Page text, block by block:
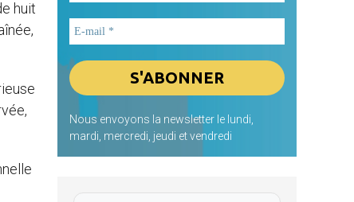
huit
Nous envoyons la newsletter le lundi,
mardi, mercredi, jeudi et vendredi